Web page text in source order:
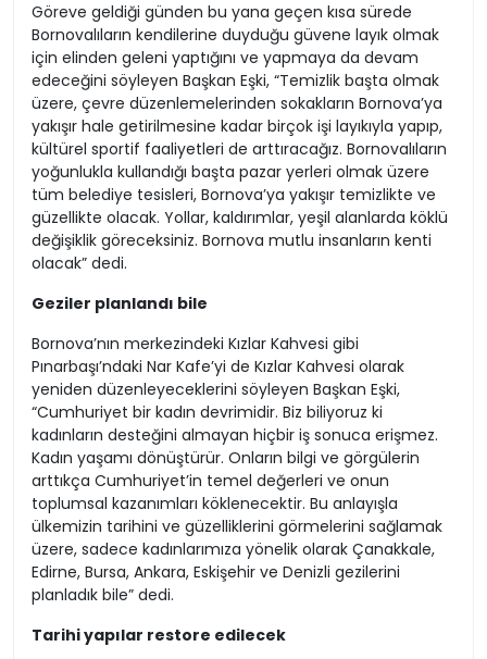
Göreve geldiği günden bu yana geçen kısa sürede
Bornovalıların kendilerine duyduğu güvene layık olmak
için elinden geleni yaptığını ve yapmaya da devam
edeceğini söyleyen Başkan Eşki, “Temizlik başta olmak
üzere, çevre düzenlemelerinden sokakların Bornova’ya
yakışır hale getirilmesine kadar birçok işi layıkıyla yapıp,
kültürel sportif faaliyetleri de arttıracağız. Bornovalıların
yoğunlukla kullandığı başta pazar yerleri olmak üzere
tüm belediye tesisleri, Bornova’ya yakışır temizlikte ve
güzellikte olacak. Yollar, kaldırımlar, yeşil alanlarda köklü
değişiklik göreceksiniz. Bornova mutlu insanların kenti
olacak” dedi.
Geziler planlandı bile
Bornova’nın merkezindeki Kızlar Kahvesi gibi
Pınarbaşı’ndaki Nar Kafe’yi de Kızlar Kahvesi olarak
yeniden düzenleyeceklerini söyleyen Başkan Eşki,
“Cumhuriyet bir kadın devrimidir. Biz biliyoruz ki
kadınların desteğini almayan hiçbir iş sonuca erişmez.
Kadın yaşamı dönüştürür. Onların bilgi ve görgülerin
arttıkça Cumhuriyet’in temel değerleri ve onun
toplumsal kazanımları köklenecektir. Bu anlayışla
ülkemizin tarihini ve güzelliklerini görmelerini sağlamak
üzere, sadece kadınlarımıza yönelik olarak Çanakkale,
Edirne, Bursa, Ankara, Eskişehir ve Denizli gezilerini
planladık bile” dedi.
Tarihi yapılar restore edilecek